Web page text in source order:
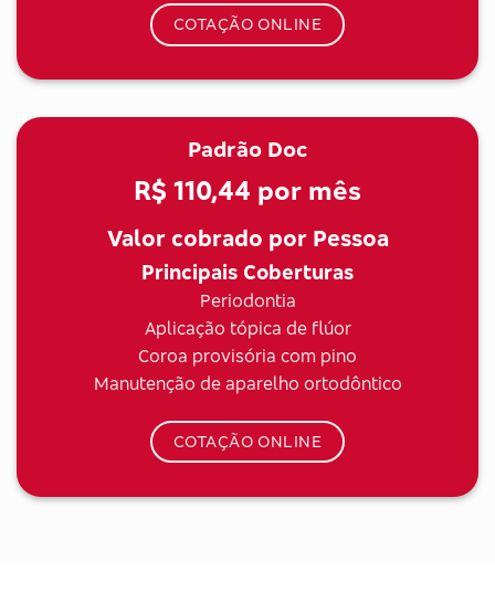
COTAÇÃO ONLINE
Padrão Doc
R$ 110,44 por mês
Valor cobrado por Pessoa
Principais Coberturas
Periodontia
Aplicação tópica de flúor
Coroa provisória com pino
Manutenção de aparelho ortodôntico
COTAÇÃO ONLINE